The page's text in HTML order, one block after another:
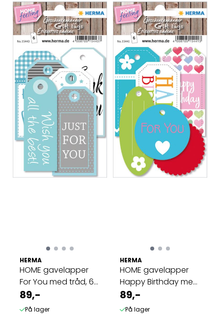
HERMA
HOME gavelapper
For You med tråd, 6
stk (5 pakk)
89,-
På lager
HERMA
HOME gavelapper
Happy Birthday med
tråd, 6 stk (5 ...
89,-
På lager